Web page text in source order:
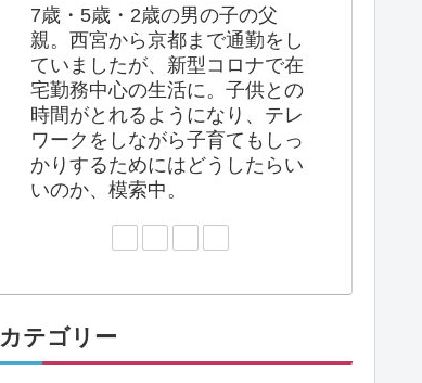
7歳・5歳・2歳の男の子の父
親。西宮から京都まで通勤をし
ていましたが、新型コロナで在
宅勤務中心の生活に。子供との
時間がとれるようになり、テレ
ワークをしながら子育てもしっ
かりするためにはどうしたらい
いのか、模索中。
カテゴリー